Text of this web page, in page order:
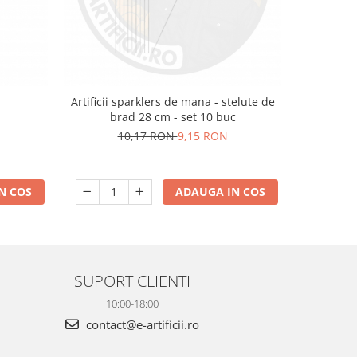
COS
Artificii sparklers de mana - stelute de
brad 28 cm - set 10 buc
10,17 RON9,15 RON
ADAUGA IN COS
SUPORT CLIENTI
10:00-18:00
contact@e-artificii.ro